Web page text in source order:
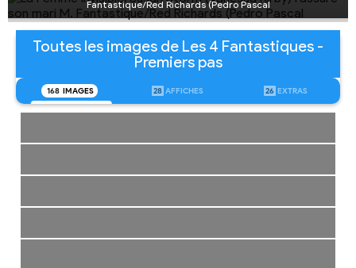
Fantastique/Red Richards (Pedro Pascal
Toutes les images de Les 4 Fantastiques -
Premiers pas
168 IMAGES 28 AFFICHES 26 EXTRAS